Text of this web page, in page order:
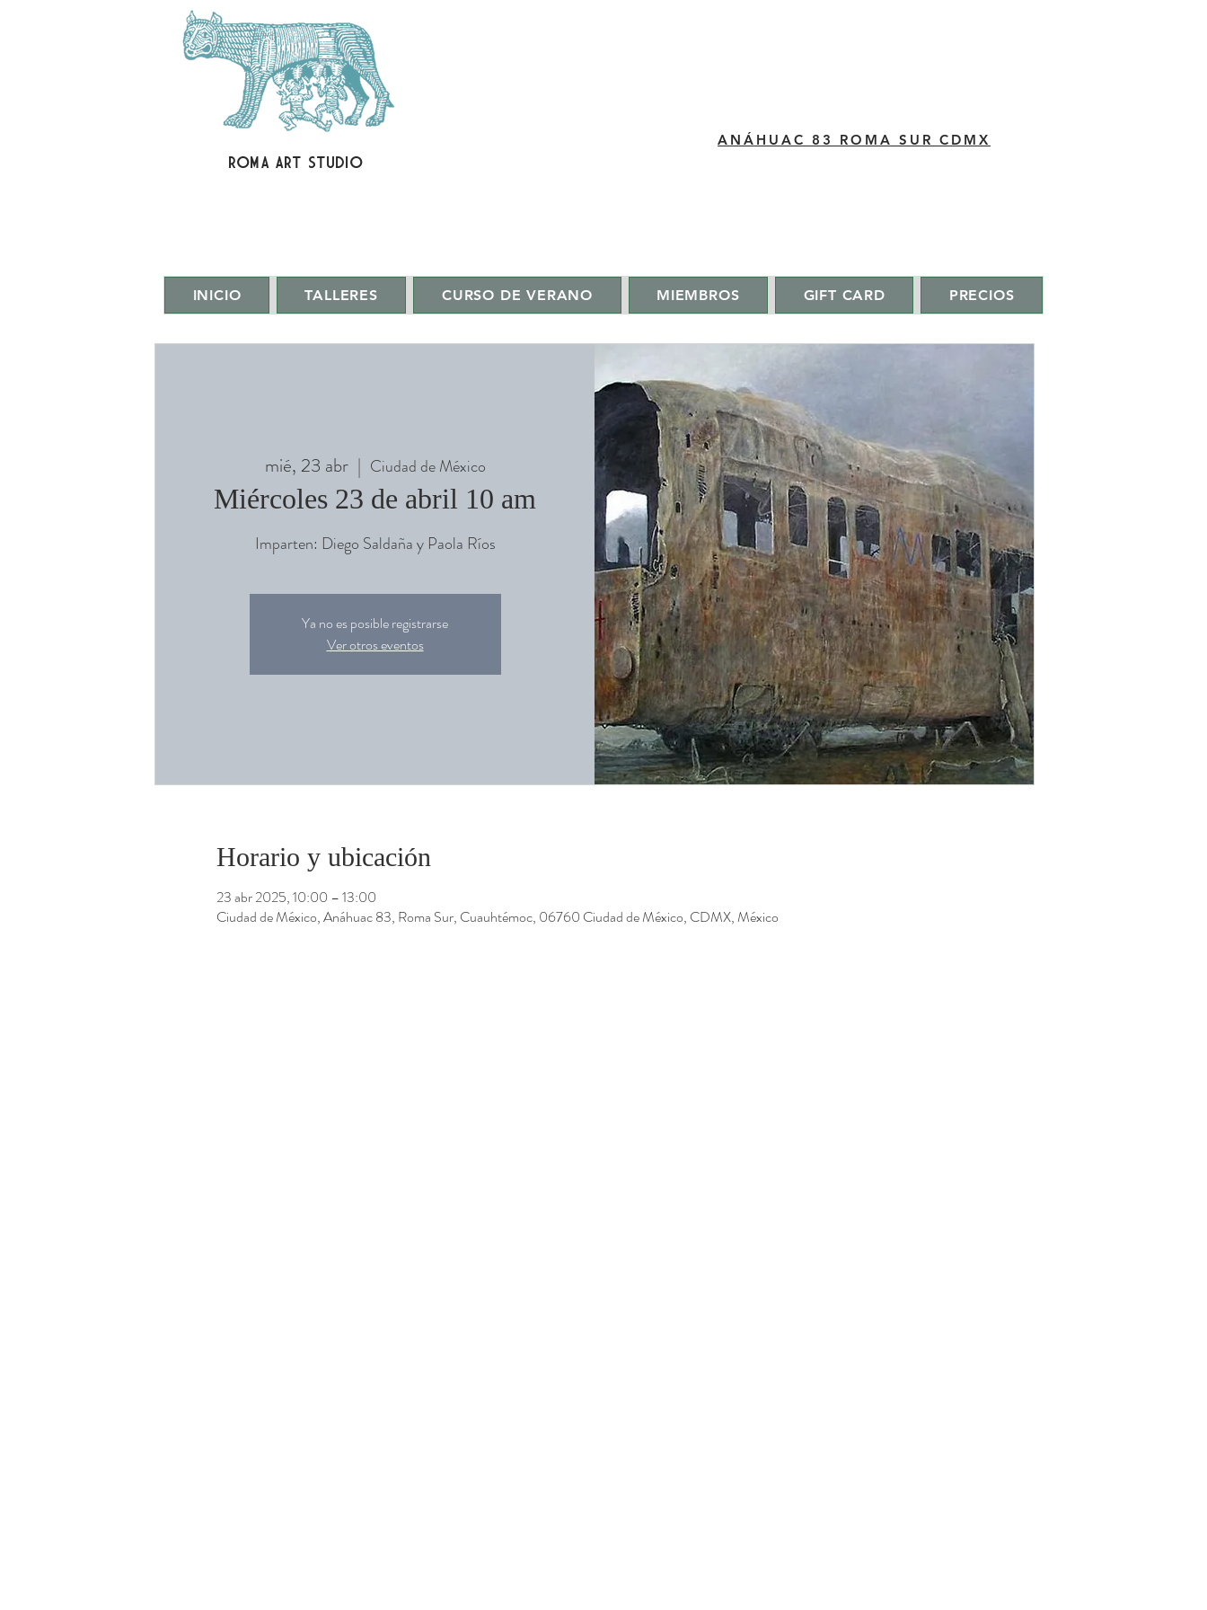
ROMA ART STUDIO
​ANÁHUAC 83 ROMA SUR CDMX
INICIO TALLERES CURSO DE VERANO MIEMBROS GIFT CARD PRECIOS
mié, 23 abr
  |
Ciudad de México
Miércoles 23 de abril 10 am
Imparten: Diego Saldaña y Paola Ríos
Ya no es posible registrarse
Ver otros eventos
Horario y ubicación
23 abr 2025, 10:00 – 13:00
Ciudad de México, Anáhuac 83, Roma Sur, Cuauhtémoc, 06760 Ciudad de México, CDMX, México